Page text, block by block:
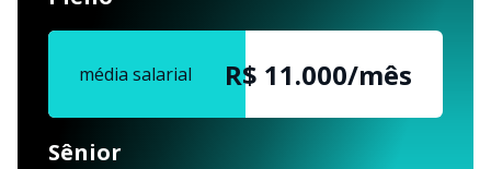
média salarial R$ 11.000/mês
Sênior